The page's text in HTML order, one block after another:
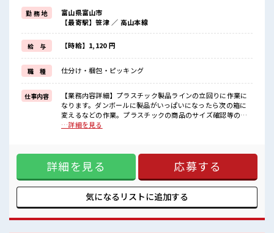
≪女性も仕事をしやすい職場≫
もちろん男性の応募も歓迎！
≪動きやすい制服アリ≫
制服があるので、
毎日の服装の悩み解消♪
≪未経験でも活躍できる≫
新しいことにチャレンジするのは不安だけど、
しっかり働く環境が整っています！
イチからスキルUP・ステップUP目指していきましょう！
≪収入アップを目指せる≫
高時給だらけの派遣のお仕事です！
■職場の雰囲気
休憩時間にゆっくりできるスペース完備！
勤 務 地
富山県富山市
【最寄駅】笹津 ／ 高山本線
給 与 【時給】1,120 円
職 種 仕分け・梱包・ピッキング
仕事内容
【業務内容詳細】プラスチック製品ラインの立回りに作業に
なります。ダンボールに製品がいっぱいになったら次の箱に
変えるなどの作業。プラスチックの商品のサイズ確認等の検
査業務もあります。【取扱製品】プラスチック製品 ■お仕事
≪女性も仕事をしやすい職場≫ もちろん男性の応募も歓迎！
≪動きやすい制服アリ≫ 制服があるので、 毎日の服装の悩み
解消♪ ≪未経験でも活躍できる≫ 新しいことにチャレンジす
るのは不安だけど、 しっかり働く環境が整っています！ イチ
からスキルUP・ステップUP目指していきましょう！ ≪収入
アップを目指せる≫ 高時給だらけの派遣のお仕事です！ ■職
です！ もちろん男性の応募もOKですよ！ 休憩時間にゆっく
…詳細を見る
詳細を見る 応募する
気になるリストに追加する